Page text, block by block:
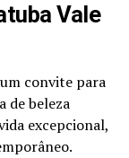
Vale
convite para
de beleza
excepcional,